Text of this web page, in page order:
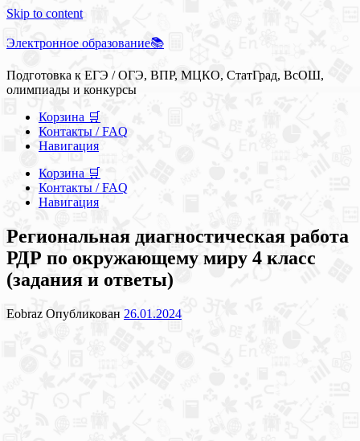
Skip to content
Электронное образование📚
Подготовка к ЕГЭ / ОГЭ, ВПР, МЦКО, СтатГрад, ВсОШ,
олимпиады и конкурсы
Корзина 🛒
Контакты / FAQ
Навигация
Корзина 🛒
Контакты / FAQ
Навигация
Региональная диагностическая работа
РДР по окружающему миру 4 класс
(задания и ответы)
Eobraz Опубликован 26.01.2024